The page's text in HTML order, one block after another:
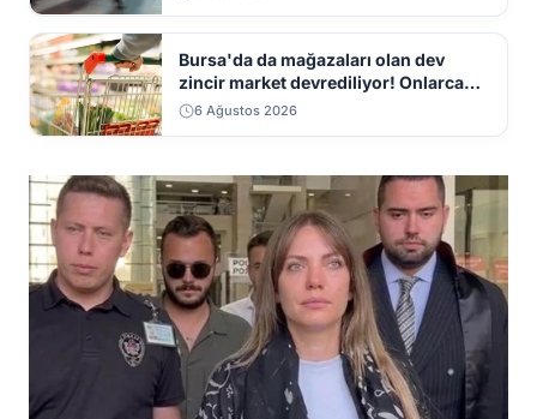
Bursa'da da mağazaları olan dev
zincir market devrediliyor! Onlarca
mağaza kapatılacak
6 Ağustos 2026